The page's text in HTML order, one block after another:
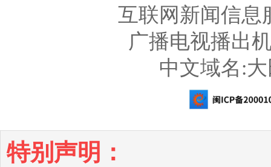
互联网新闻信息
广播电视播出
中文域名:
特别声明：